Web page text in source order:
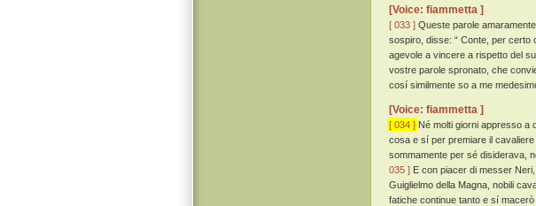
[Voice: fiammetta ]
[ 033 ] Queste parole
sospiro, disse: “ Conte, per certo
agevole a vincere a rispetto del
vostre parole spronato, che
cosí similmente so a me
[Voice: fiammetta ]
[ 034 ] Né molti giorni appresso a
cosa e sí per premiare il
sommamente per sé disiderava,
035 ] E con piacer di messer
Guiglielmo della Magna, nobili
fatiche continue tanto e sí